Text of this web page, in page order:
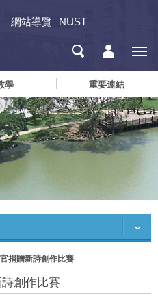
網站導覽 NUST
學 重要連結
捐贈新詩創作比賽
創作比賽